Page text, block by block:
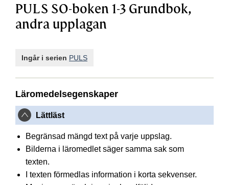
PULS SO-boken 1-3 Grundbok,
andra upplagan
Ingår i serien PULS
Läromedelsegenskaper
Lättläst
Begränsad mängd text på varje uppslag.
Bilderna i läromedlet säger samma sak som
texten.
I texten förmedlas information i korta sekvenser.